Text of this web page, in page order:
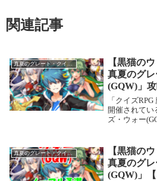
関連記事
真夏のグレート・クイズ・ウォー(GQW)
【黒猫の
真夏のグ
(GQW)」攻
「クイズ
開催されてい
ズ・ウォー
年9月にハー
開催されま
ズ・ウォー
真夏のグレート・クイズ・ウォー(GQW)
【黒猫の
真夏のグ
(GQW)」